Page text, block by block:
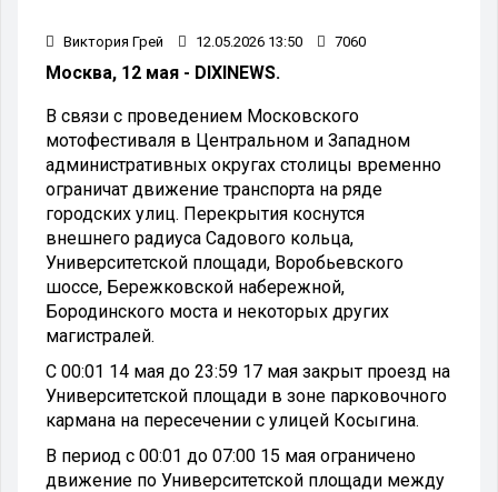
Виктория Грей 12.05.2026 13:50 7060
Москва, 12 мая - DIXINEWS.
В связи с проведением Московского
мотофестиваля в Центральном и Западном
административных округах столицы временно
ограничат движение транспорта на ряде
городских улиц. Перекрытия коснутся
внешнего радиуса Садового кольца,
Университетской площади, Воробьевского
шоссе, Бережковской набережной,
Бородинского моста и некоторых других
магистралей.
С 00:01 14 мая до 23:59 17 мая закрыт проезд на
Университетской площади в зоне парковочного
кармана на пересечении с улицей Косыгина.
В период с 00:01 до 07:00 15 мая ограничено
движение по Университетской площади между